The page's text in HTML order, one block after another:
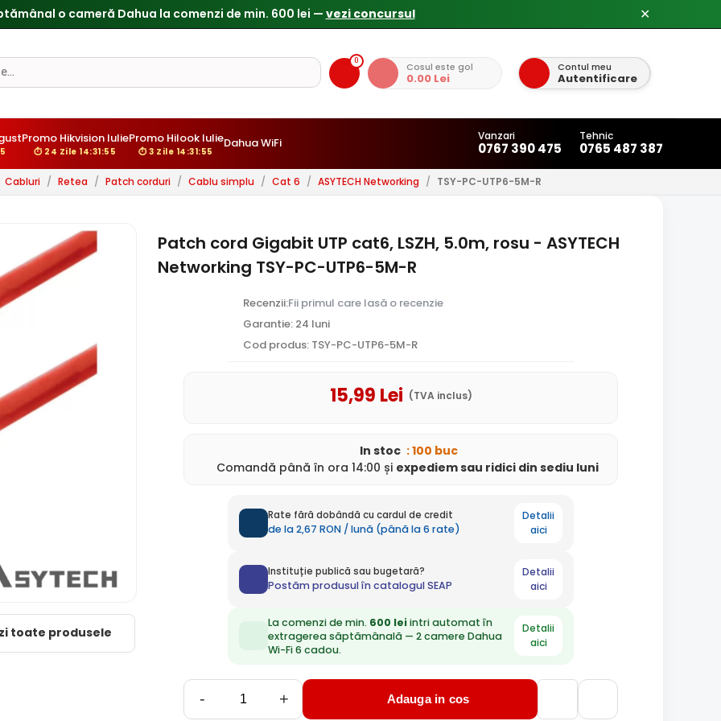
✕
0 Cosul este gol
0.00 Lei
Contul meu
Autentificare
Promo Hikvision Iulie
⏱ 24 Zile 14:31:54
Promo Hilook Iulie
⏱ 3 Zile 14:31:54
Dahua WiFi Vanzari
0767 390 475
Tehnic
0765 487 387
Cabluri / Retea / Patch corduri / Cablu simplu / Cat 6 / ASYTECH Networking / TSY-PC-UTP6-5M-R
toate produsele
Patch cord Gigabit UTP cat6, LSZH, 5.0m, rosu - ASYTECH
Networking TSY-PC-UTP6-5M-R
Recenzii:Fii primul care lasă o recenzie
Garantie: 24 luni
Cod produs: TSY-PC-UTP6-5M-R
15,99 Lei (TVA inclus)
In stoc : 100 buc
Comandă până în ora 14:00 și expediemsau ridici din sediu luni
Rate fără dobândă cu cardul de credit
de la 2,67 RON / lună (până la 6 rate)
Detalii
aici
Instituție publică sau bugetară?
Postăm produsul în catalogul SEAP
Detalii
aici
La comenzi de min. 600 leiintri automat în
extragerea săptămânală — 2 camere Dahua
Wi-Fi 6 cadou.
Detalii
aici
- + Adauga in cos